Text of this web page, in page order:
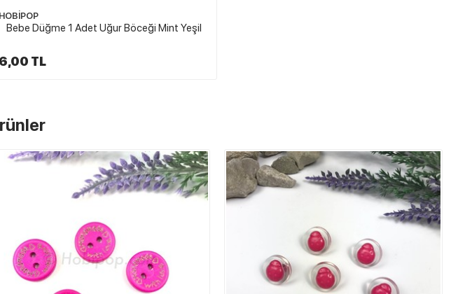
HOBİPOP
Bebe Düğme 1 Adet Uğur Böceği Mint Yeşil
6,00 TL